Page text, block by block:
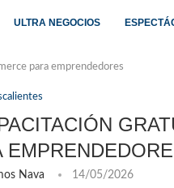
ULTRA NEGOCIOS
para emprendedores
Nava 14/05/2026